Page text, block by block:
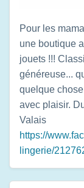
Pour les
une boutique
jouets !!!
généreuse...
quelque
avec plaisir.
Valais
https://
lingerie/